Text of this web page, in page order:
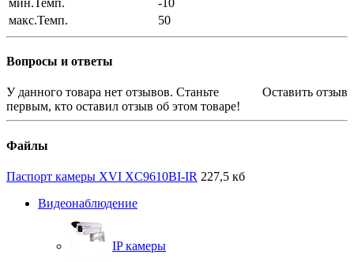
макс.Темп.
50
Вопросы и ответы
Оставить отзыв
У данного товара нет отзывов. Станьте
первым, кто оставил отзыв об этом товаре!
Файлы
Паспорт камеры XVI XC9610BI-IR 227,5 кб
Видеонаблюдение
IP камеры